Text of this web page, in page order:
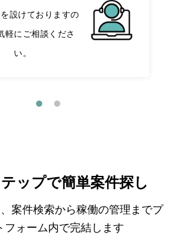
設けておりますの
軽にご相談くださ
い。
ップで簡単案件探し
案件検索から稼働の管理までプ
フォーム内で完結します